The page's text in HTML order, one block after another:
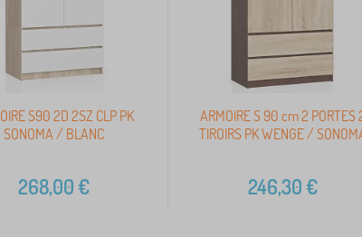
S90 2D 2SZ CLP PK
SONOMA / BLANC
268,00€
ARMOIRE S 90 cm 2 PORTES
TIROIRS PK WENGE /
246,30€